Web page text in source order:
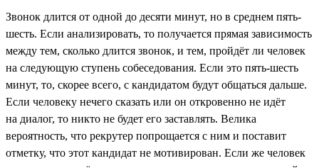
Звонок длится от одной до десяти минут, но в среднем пять-
шесть. Если анализировать, то получается прямая зависимость
между тем, сколько длится звонок, и тем, пройдёт ли человек
на следующую ступень собеседования. Если это пять-шесть
минут, то, скорее всего, с кандидатом будут общаться дальше.
Если человеку нечего сказать или он откровенно не идёт
на диалог, то никто не будет его заставлять. Велика
вероятность, что рекрутер попрощается с ним и поставит
отметку, что этот кандидат не мотивирован. Если же человек